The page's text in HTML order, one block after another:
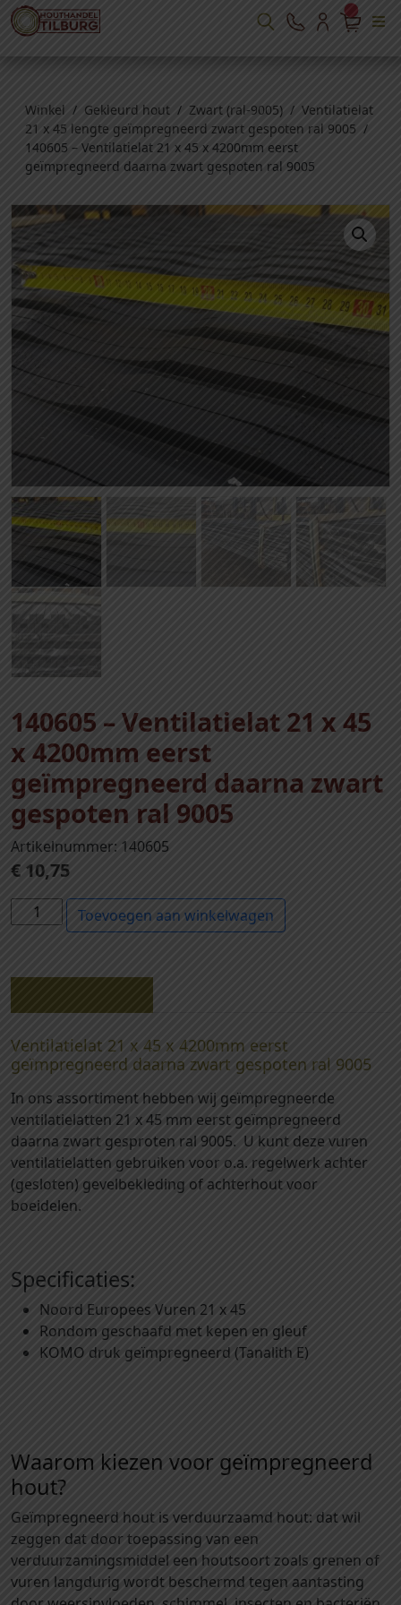
Winkel / Gekleurd hout / Zwart (ral-9005) / Ventilatielat
21 x 45 lengte geïmpregneerd zwart gespoten ral 9005 /
140605 – Ventilatielat 21 x 45 x 4200mm eerst
geïmpregneerd daarna zwart gespoten ral 9005
140605 – Ventilatielat 21 x 45
x 4200mm eerst
geïmpregneerd daarna zwart
gespoten ral 9005
Artikelnummer: 140605
€ 10,75
4
6
5
-
V
e
n
t
i
l
a
t
l
4
2
0
0
m
m
e
Toevoegen aan winkelwagen
Ventilatielat 21 x 45 x 4200mm eerst
geïmpregneerd daarna zwart gespoten ral 9005
In ons assortiment hebben wij geïmpregneerde
ventilatielatten 21 x 45 mm eerst geïmpregneerd
daarna zwart gesproten ral 9005. U kunt deze vuren
ventilatielatten gebruiken voor o.a. regelwerk achter
(gesloten) gevelbekleding of achterhout voor
boeidelen.
Specificaties:
Noord Europees Vuren 21 x 45
Rondom geschaafd met kepen en gleuf
KOMO druk geïmpregneerd (Tanalith E)
Waarom kiezen voor geïmpregneerd
hout?
Geïmpregneerd hout is verduurzaamd hout: dat wil
zeggen dat door toepassing van een
verduurzamingsmiddel een houtsoort zoals grenen of
vuren langdurig wordt beschermd tegen aantasting